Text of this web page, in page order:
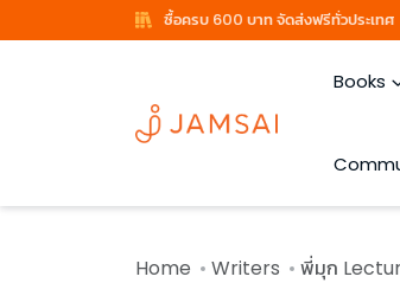
ซื้อครบ 600 บาท จัดส่งฟรีทั่วประเทศ
Books
Home Writers พี่มุก